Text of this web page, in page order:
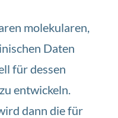
molekularen,
Daten
für dessen
entwickeln.
dann die für